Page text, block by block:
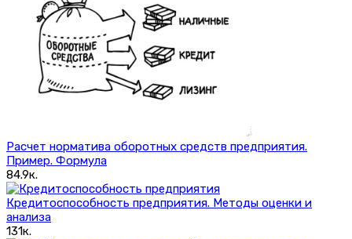
Расчет норматива оборотных средств предприятия.
Пример. Формула
84.9к.
Кредитоспособность предприятия. Методы оценки и
анализа
131к.